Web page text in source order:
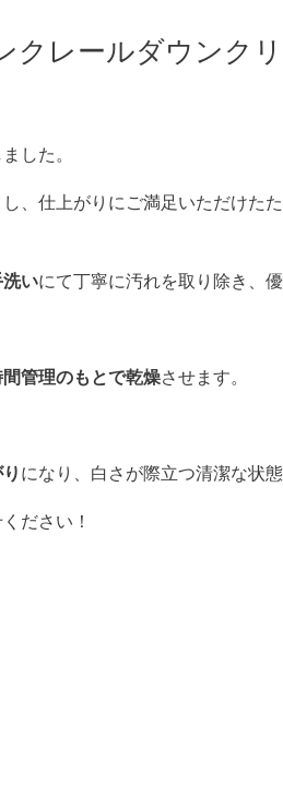
レールダウンク
した。
、仕上がりにご満足いただけた
洗いにて丁寧に汚れを取り除き、
管理のもとで乾燥させます。
になり、白さが際立つ清潔な状態
ださい！